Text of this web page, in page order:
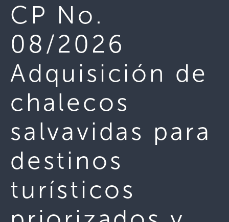
CP No.
08/2026
Adquisición de
chalecos
salvavidas para
destinos
turísticos